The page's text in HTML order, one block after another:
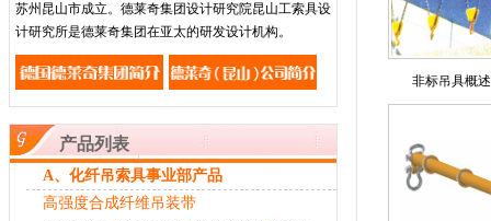
苏州昆山市成立。德莱奇集团设计研究院昆山工索具设
计研究所是德莱奇集团在亚太的研发设计机构。
产品列表
A、化纤吊索具事业部产品
高强度合成纤维吊装带
非标吊具概